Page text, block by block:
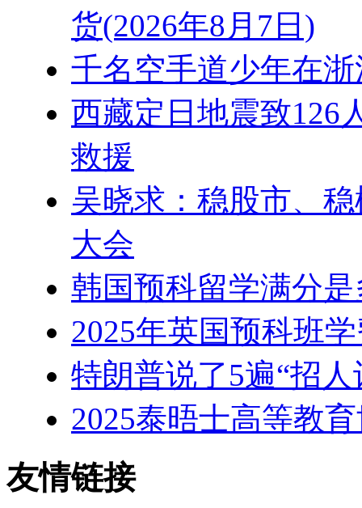
货(2026年8月7日)
千名空手道少年在
西藏定日地震致126
救援
吴晓求：稳股市、
大会
韩国预科留学满分
2025年英国预科班
特朗普说了5遍“招
2025泰晤士高等教
友情链接